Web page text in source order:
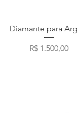
Visualização
Diamante para
Preço
R$ 1.500,00